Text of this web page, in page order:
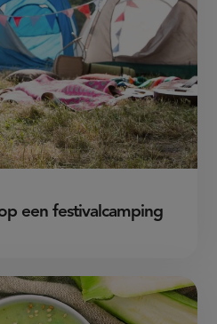
een festivalcamping